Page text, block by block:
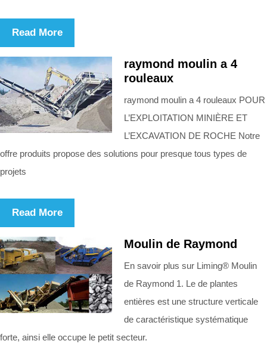
Read More
raymond moulin a 4
rouleaux
raymond moulin a 4 rouleaux POUR
L’EXPLOITATION MINIÈRE ET
L’EXCAVATION DE ROCHE Notre
offre produits propose des solutions pour presque tous types de
projets
Read More
Moulin de Raymond
En savoir plus sur Liming® Moulin
de Raymond 1. Le de plantes
entières est une structure verticale
de caractéristique systématique
forte, ainsi elle occupe le petit secteur.